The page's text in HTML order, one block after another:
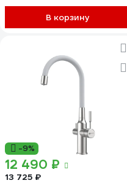
В корзину
-9%
12 490 ₽
13 725 ₽